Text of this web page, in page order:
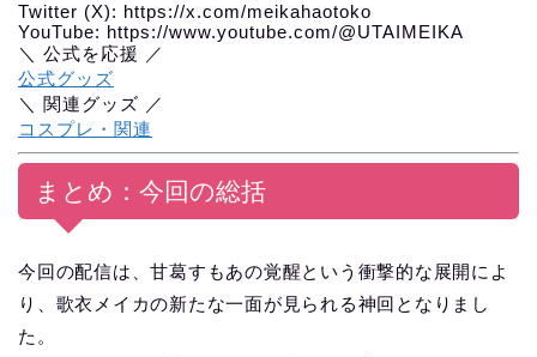
Twitter (X): https://x.com/meikahaotoko
YouTube: https://www.youtube.com/@UTAIMEIKA
＼ 公式を応援 ／
公式グッズ
＼ 関連グッズ ／
コスプレ・関連
まとめ：今回の総括
今回の配信は、甘葛すもあの覚醒という衝撃的な展開によ
り、歌衣メイカの新たな一面が見られる神回となりまし
た。